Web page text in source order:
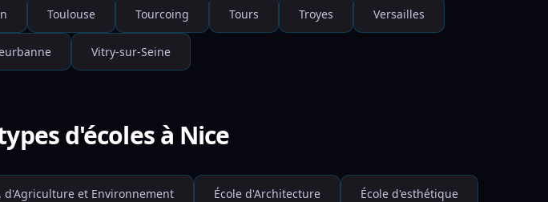
Toulouse Tourcoing Tours Troyes Versailles
Vitry-sur-Seine
d'écoles à Nice
d'Agriculture et Environnement École d'Architecture École d'esthétique